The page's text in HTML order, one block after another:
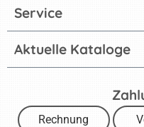
Aktuelle Kataloge
Service
Rechnung